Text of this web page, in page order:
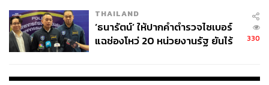
จ่ายหนี้-แอบระบุแบรนด์
THAILAND
‘ธนารัตน์’ ให้ปากคำตำรวจไซเบอร์
แฉช่องโหว่ 20 หน่วยงานรัฐ ยันไร้
330